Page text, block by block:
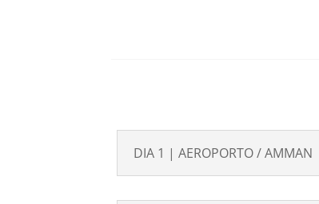
DIA 1 | AEROPORTO / AMMAN